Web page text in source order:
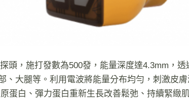
頭，施打發數為500發，能量深度達4.3mm，
大腿等。利用電波將能量分布均勻，刺激皮
蛋白、彈力蛋白重新生長改善鬆弛、持續緊緻